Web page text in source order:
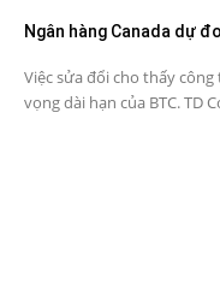
Ngân hàng Canada dự
Việc sửa đổi cho thấy
vọng dài hạn của BTC. TD